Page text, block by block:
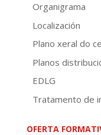
Organigrama
Localización
Plano xeral do
Planos
EDLG
Tratamento de
OFERTA